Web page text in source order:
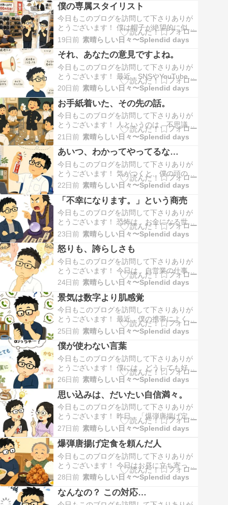
も、肩書きを知った途端に、急に態度が変
わったり、妙に腰が低くなったりする。そ
んなのを見ていると、その人自身ではな
く、肩書きがし…
僕の専属スタイリスト
今日もこのブログを訪問して下さりありが
とうございます！ 僕は帽子が絶望的に似合
わない…以前にもこのブログで、そのこと
について書いたことがある。今まで買って
きた帽子は、僕にはことごとく似合わなか
った。僕のセンスがないのか…それとも、
根本的に帽子が似合わない人間なのか…あ
まりの似合わ…
19日前 素晴らしい日々〜Splendid days
それ、あなたの意見ですよね。
今日もこのブログを訪問して下さりありが
とうございます！ 最近、SNSやYouTubeを
見ていると、「○○さんがこう言っていた」
「成功者はみんなこう考えている」といっ
た話を、本当によく目にする。それを見て
いるうちに、ふと思った。そんなに他人の
言葉って、大事なのだろうか…と。もちろ
ん…
20日前 素晴らしい日々〜Splendid days
お手紙着いた、その先の話。
今日もこのブログを訪問して下さりありが
とうございます！ 人というのは、不思議な
ものだ。普段はすっかり忘れているような
ことでも、何かの拍子に、もう半世紀近く
も前の出来事が、まるで昨日のことのよう
によみがえってくる。景色や匂い、教室の
空気、誰かの表情…記憶というものは、思
い出そうとし…
21日前 素晴らしい日々〜Splendid days
あいつ、わかってやってるな…
今日もこのブログを訪問して下さりありが
とうございます！ 気がつくと、僕の頭の上
をハエが旋回している。職場Aではなぜかハ
エが多い。ぶんぶん、ぶんぶんと羽音を立
てながら、まるで自分の縄張りを見回って
いるかのようだ。蚊ならわかる。血を吸う
という目的がある。こちらに近づいてくる
理由がある…
22日前 素晴らしい日々〜Splendid days
「不幸になります。」という商売
今日もこのブログを訪問して下さりありが
とうございます！ 恐怖は、お金になる世の
中には、恐怖を利用して、人からお金をい
ただく商売がある。もちろん、全部がそう
だと言うつもりはないけれど。でも、世の
中を見渡すと、そういった仕組みは意外と
多くあるように思う。「このままだと不幸
になります。…
23日前 素晴らしい日々〜Splendid days
怒りも、誇らしさも
今日もこのブログを訪問して下さりありが
とうございます！ 今日は、自営業の仕事で
少し腹の立つことがあった。依頼先から仕
事の日程を押さえてほしいと言われたの
で、その日は予定を空けておいた。自営業
にとって、予定を押さえるということは、
その時間を他の仕事には使えないというこ
とでもある。と…
24日前 素晴らしい日々〜Splendid days
景気は数字より肌感覚
今日もこのブログを訪問して下さりありが
とうございます！ 最近、僕の携帯によく電
話がかかってくる。どこからかというと、
もうずいぶん前に登録したっきりで何の音
沙汰もなかった派遣会社だったり、昔、派
遣で仕事をしていた頃に登録していた派遣
会社だったり…とくにここ1週間は、立て続
けにいろい…
25日前 素晴らしい日々〜Splendid days
僕が使わない言葉
今日もこのブログを訪問して下さりありが
とうございます！ 僕には、どうしても好き
になれない言葉がある。それは、「めっち
ゃ」もちろん、この言葉を使う人が嫌いと
いうわけではない。「めっちゃおいしい」
「めっちゃ嬉しい」「めっちゃ疲れた」今
や、年齢も地域も関係なく、誰もが普通に
使う言葉にな…
26日前 素晴らしい日々〜Splendid days
思い込みは、だいたい自信満々。
今日もこのブログを訪問して下さりありが
とうございます！ 昨日、「爆弾唐揚げ定食
のご飯大盛りを注文したご老人を見て、
『いやぁ、すげえじいさんだなぁ』と感心
した」という記事を書いた。 そのときの僕
は、「あの量を全部食べるのだろう」と、
何の疑いもなく思っていた。ところが、記
事を公開した…
27日前 素晴らしい日々〜Splendid days
爆弾唐揚げ定食を頼んだ人
今日もこのブログを訪問して下さりありが
とうございます！ 今日はお昼に立ち寄った
お店で、ちょっと印象に残る出来事があっ
た。僕が注文を済ませ、料理が運ばれてく
るのを待っていると、隣のテーブルに一人
の男性が座った。席に着くやいなや呼び出
28日前 素晴らしい日々〜Splendid days
なんなの？ この対応…